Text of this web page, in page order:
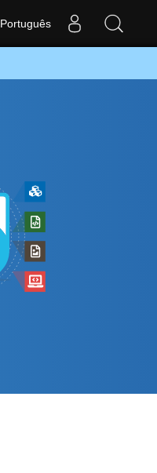
Português